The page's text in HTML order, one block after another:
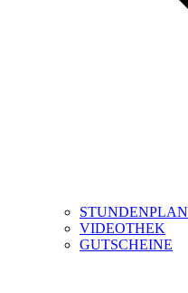
STUNDENPLAN
VIDEOTHEK
GUTSCHEINE